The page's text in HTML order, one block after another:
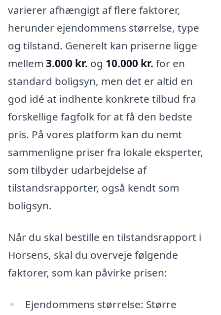
varierer afhængigt af flere faktorer,
herunder ejendommens størrelse, type
og tilstand. Generelt kan priserne ligge
mellem 3.000 kr. og 10.000 kr. for en
standard boligsyn, men det er altid en
god idé at indhente konkrete tilbud fra
forskellige fagfolk for at få den bedste
pris. På vores platform kan du nemt
sammenligne priser fra lokale eksperter,
som tilbyder udarbejdelse af
tilstandsrapporter, også kendt som
boligsyn.
Når du skal bestille en tilstandsrapport i
Horsens, skal du overveje følgende
faktorer, som kan påvirke prisen:
Ejendommens størrelse: Større